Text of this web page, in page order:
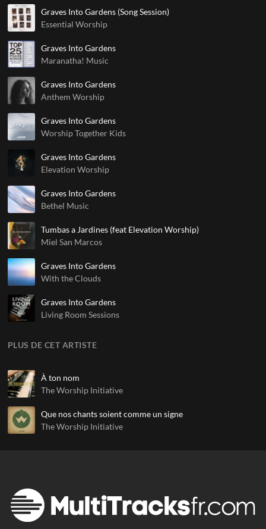
Graves Into Gardens (Song Session)
Essential Worship
Graves Into Gardens
Maranatha! Music
Graves Into Gardens
Anthem Worship
Graves Into Gardens
Worship Together Kids
Graves Into Gardens
Elevation Worship
Graves Into Gardens
Bethel Music
Tumbas a Jardines (feat Elevation Worship)
Miel San Marcos
Graves Into Gardens
With the Clouds
Graves Into Gardens
Living Room Sessions
PLUS DE CET ARTISTE
À ton nom
The Worship Initiative
Que nos chants soient comme un signe
The Worship Initiative